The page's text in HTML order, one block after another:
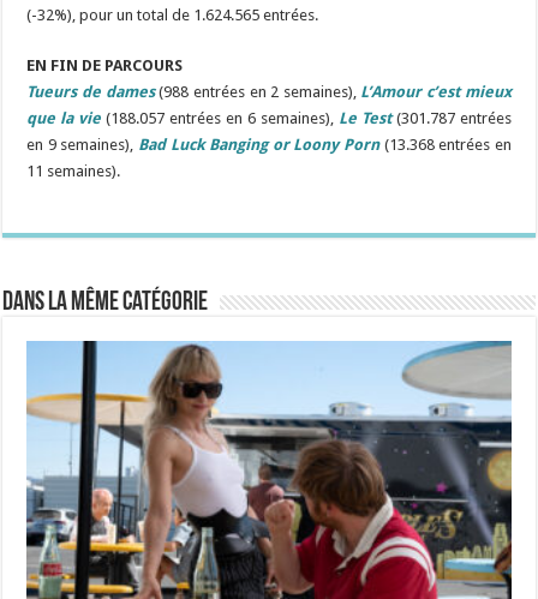
(-32%), pour un total de 1.624.565 entrées.
EN FIN DE PARCOURS
Tueurs de dames (988 entrées en 2 semaines), L’Amour c’est mieux
que la vie (188.057 entrées en 6 semaines), Le Test (301.787 entrées
en 9 semaines), Bad Luck Banging or Loony Porn (13.368 entrées en
11 semaines).
Dans la même catégorie